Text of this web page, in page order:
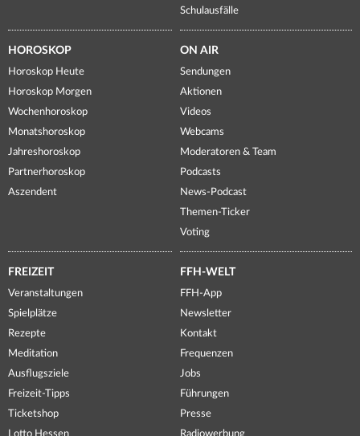
Schulausfälle
HOROSKOP
Horoskop Heute
Horoskop Morgen
Wochenhoroskop
Monatshoroskop
Jahreshoroskop
Partnerhoroskop
Aszendent
ON AIR
Sendungen
Aktionen
Videos
Webcams
Moderatoren & Team
Podcasts
News-Podcast
Themen-Ticker
Voting
FREIZEIT
Veranstaltungen
Spielplätze
Rezepte
Meditation
Ausflugsziele
Freizeit-Tipps
Ticketshop
Lotto Hessen
FFH-WELT
FFH-App
Newsletter
Kontakt
Frequenzen
Jobs
Führungen
Presse
Radiowerbung